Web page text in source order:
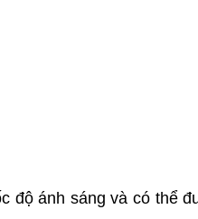
độ ánh sáng và có thể